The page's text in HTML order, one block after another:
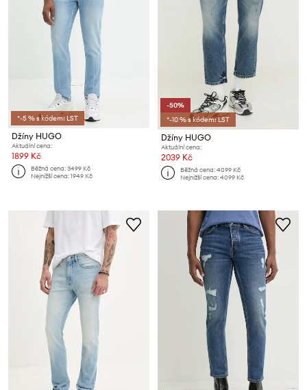
*-5 % s kódem: LST
Džíny HUGO
Aktuální cena:
1899 Kč
Běžná cena:3499 Kč
Nejnižší cena:1949 Kč
-50%
*-10 % s kódem: LST
Džíny HUGO
Aktuální cena:
2039 Kč
Běžná cena:4099 Kč
Nejnižší cena:4099 Kč